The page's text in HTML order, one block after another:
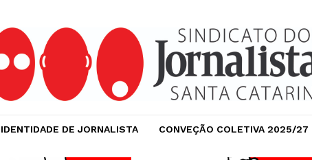
IDENTIDADE DE JORNALISTA CONVEÇÃO COLETIVA 2025/27